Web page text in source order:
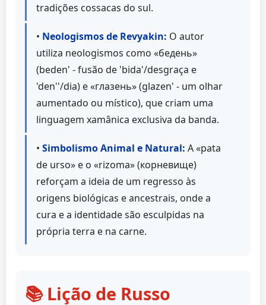
tradições cossacas do sul.
• Neologismos de Revyakin: O autor
utiliza neologismos como «бедень»
(beden' - fusão de 'bida'/desgraça e
'den''/dia) e «глазень» (glazen' - um olhar
aumentado ou místico), que criam uma
linguagem xamânica exclusiva da banda.
• Simbolismo Animal e Natural: A «pata
de urso» e o «rizoma» (корневище)
reforçam a ideia de um regresso às
origens biológicas e ancestrais, onde a
cura e a identidade são esculpidas na
própria terra e na carne.
📚 Lição de Russo